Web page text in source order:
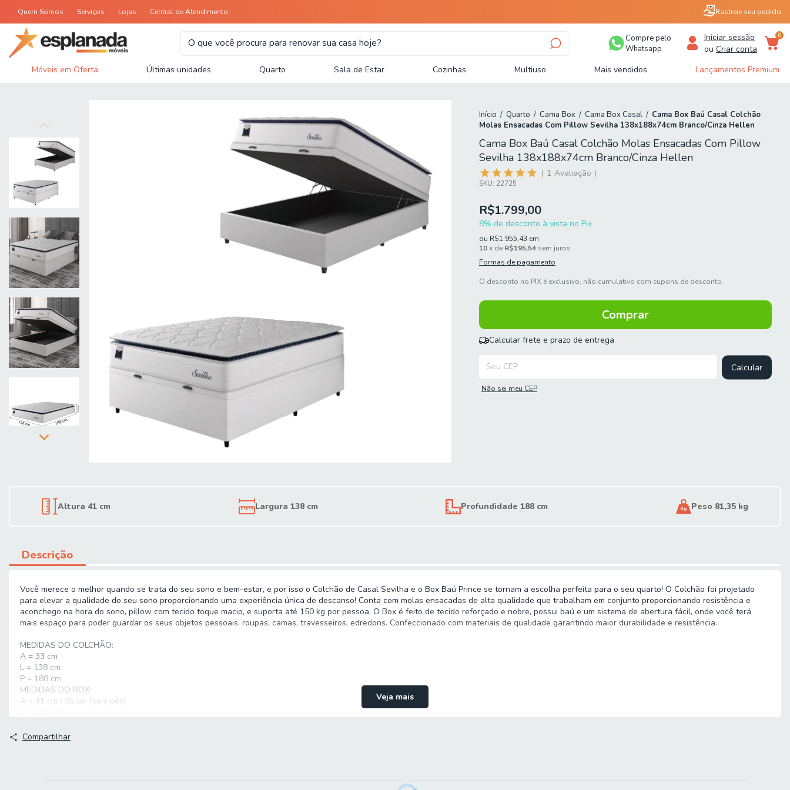
Quem Somos Serviços Lojas Central de Atendimento Rastreie seu pedido
Compre pelo
Whatsapp
Iniciar sessão
ou Criar conta
0
Móveis em Oferta Últimas unidades Quarto Sala de Estar Cozinhas Multiuso Mais vendidos Lançamentos Premium
Início / Quarto / Cama Box / Cama Box Casal / Cama Box Baú Casal Colchão
Molas Ensacadas Com Pillow Sevilha 138x188x74cm Branco/Cinza Hellen
Cama Box Baú Casal Colchão Molas Ensacadas Com Pillow
Sevilha 138x188x74cm Branco/Cinza Hellen
1 Avaliação
SKU: 22725
R$1.799,00
8% de desconto à vista no Pix
ou R$1.955,43 em
10x de R$195,54 sem juros
Formas de pagamento
O desconto no PIX é exclusivo, não cumulativo com cupons de desconto.
Calcular frete e prazo de entrega
Calcular
Não sei meu CEP
Altura 41 cm Largura 138 cm Profundidade 188 cm Peso 81,35 kg
Descrição
Você merece o melhor quando se trata do seu sono e bem-estar, e por isso o Colchão de Casal Sevilha e o Box Baú Prince se tornam a escolha perfeita para o seu quarto! O Colchão foi projetado
para elevar a qualidade do seu sono proporcionando uma experiência única de descanso! Conta com molas ensacadas de alta qualidade que trabalham em conjunto proporcionando resistência e
aconchego na hora do sono, pillow com tecido toque macio, e suporta até 150 kg por pessoa. O Box é feito de tecido reforçado e nobre, possui baú e um sistema de abertura fácil, onde você terá
mais espaço para poder guardar os seus objetos pessoais, roupas, camas, travesseiros, edredons. Confeccionado com materiais de qualidade garantindo maior durabilidade e resistência.
MEDIDAS DO COLCHÃO:
A = 33 cm
L = 138 cm
P = 188 cm
MEDIDAS DO BOX:
A = 41 cm / 35 cm (sem pés)
ALTURA DOS PÉS: 6 cm
Veja mais
Compartilhar